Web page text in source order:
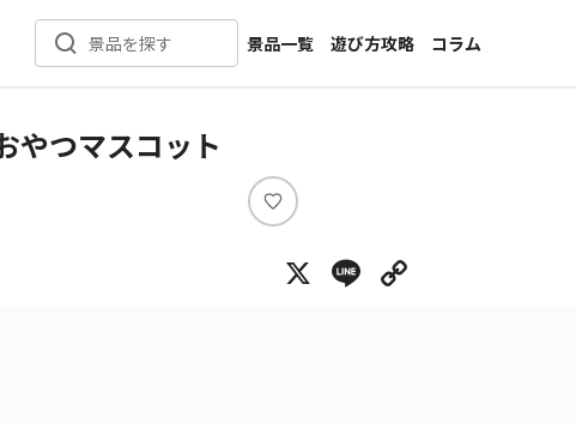
景品を探す
景品一覧
新着景品
メーカー一覧
遊び方攻略
コラム
インタビュー
やつマスコット
い
ね
X Line